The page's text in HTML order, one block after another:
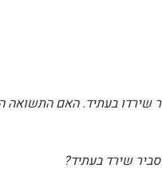
שירדו בעתיד. האם התשואה
שירד בעתיד?